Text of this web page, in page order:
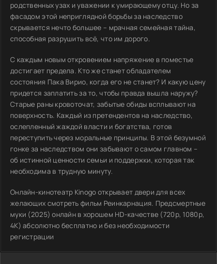
родственных узах и уважении к умирающему отцу. Но за
фасадом этой неприглядной борьбы за наследство
скрывается нечто большее – мрачная семейная тайна,
способная разрушить всё, что им дорого.
С каждым новым откровением напряжение в поместье
достигает предела. Кто же станет обладателем
состояния Пака Вирио, когда его не станет? И какую цену
придется заплатить за то, чтобы правда вышла наружу?
Старые раны кровоточат, забытые обиды всплывают на
поверхность. Каждый из претендентов на наследство,
ослепленный жаждой власти и богатства, готов
переступить через моральные принципы. В этой безумной
гонке за наследством они забывают о самом главном –
об истинной ценности семьи и поддержки, которая так
необходима в трудную минуту.
Онлайн-кинотеатр Kinogo открывает двери для всех
желающих смотреть фильм Реинкарнация. Предсмертные
муки (2025) онлайн в хорошем HD-качестве (720p, 1080p,
4K) абсолютно бесплатно и без необходимости
регистрации